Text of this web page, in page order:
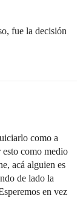
fue la decisión
como a
como medio
acá alguien es
de lado la
en vez